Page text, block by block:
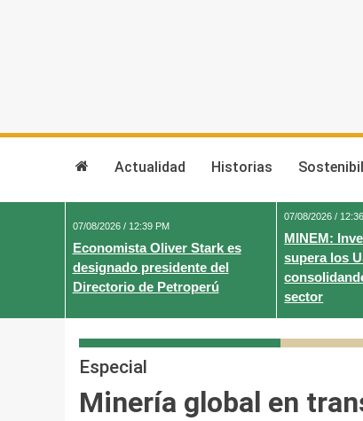
Actualidad Historias
07/08/2026 / 12:39 PM
Economista Oliver Stark es
designado presidente del
Directorio de Petroperú
07/08/2026 /
MINEM:
supera los
sector
Especial
Minería global en